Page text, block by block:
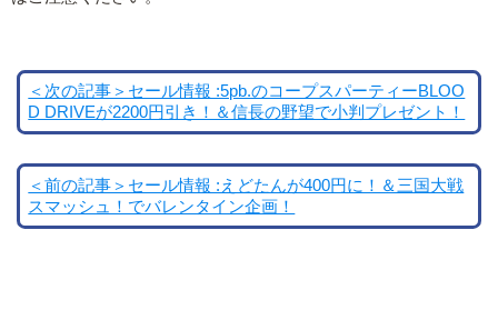
＜次の記事＞セール情報 :5pb.のコープスパーティーBLOO
D DRIVEが2200円引き！＆信長の野望で小判プレゼント！
＜前の記事＞セール情報 :えどたんが400円に！＆三国大戦
スマッシュ！でバレンタイン企画！